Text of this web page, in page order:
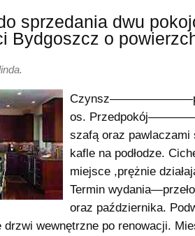
sprzedania dwu
Bydgoszcz o
.
os.
szafą oraz pawlaczami
kafle na podłodze.
miejsce ,prężnie
Termin
oraz października.
drzwi wewnętrzne po renowacji.